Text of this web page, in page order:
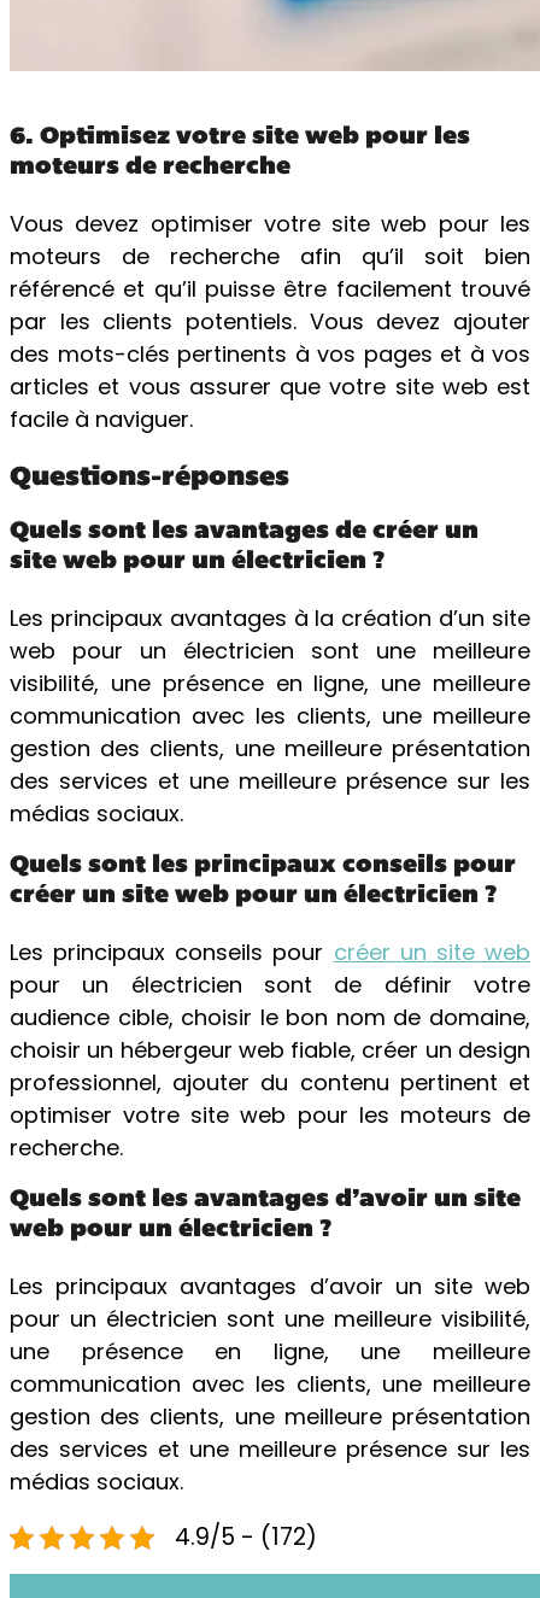
6. Optimisez votre site web pour les
moteurs de recherche
Vous devez optimiser votre site web pour les
moteurs de recherche afin qu’il soit bien
référencé et qu’il puisse être facilement trouvé
par les clients potentiels. Vous devez ajouter
des mots-clés pertinents à vos pages et à vos
articles et vous assurer que votre site web est
facile à naviguer.
Questions-réponses
Quels sont les avantages de créer un
site web pour un électricien ?
Les principaux avantages à la création d’un site
web pour un électricien sont une meilleure
visibilité, une présence en ligne, une meilleure
communication avec les clients, une meilleure
gestion des clients, une meilleure présentation
des services et une meilleure présence sur les
médias sociaux.
Quels sont les principaux conseils pour
créer un site web pour un électricien ?
Les principaux conseils pour créer un site web
pour un électricien sont de définir votre
audience cible, choisir le bon nom de domaine,
choisir un hébergeur web fiable, créer un design
professionnel, ajouter du contenu pertinent et
optimiser votre site web pour les moteurs de
recherche.
Quels sont les avantages d’avoir un site
web pour un électricien ?
Les principaux avantages d’avoir un site web
pour un électricien sont une meilleure visibilité,
une présence en ligne, une meilleure
communication avec les clients, une meilleure
gestion des clients, une meilleure présentation
des services et une meilleure présence sur les
médias sociaux.
4.9/5 - (172)